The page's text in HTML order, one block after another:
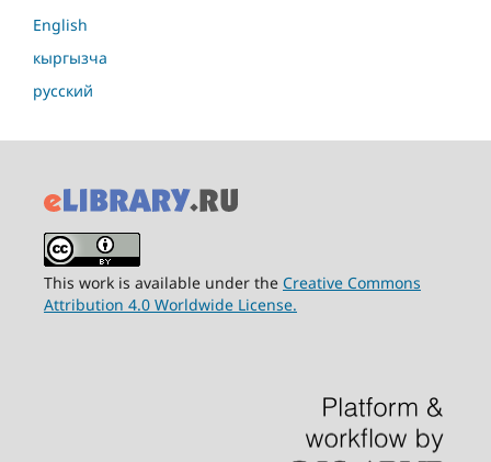
English
кыргызча
русский
This work is available under the Creative Commons
Attribution 4.0 Worldwide License.